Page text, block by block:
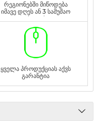
რეგიონებში მიწოდება
იმავე დღეს ან 3 სამუშაო
დღეს უფასოდ
ყველა პროდუქციას აქვს
გარანტია